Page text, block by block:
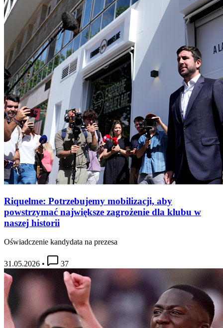
Riquelme: Potrzebujemy mobilizacji, aby
powstrzymać największe zagrożenie dla klubu w
naszej historii
Oświadczenie kandydata na prezesa
31.05.2026 • 37